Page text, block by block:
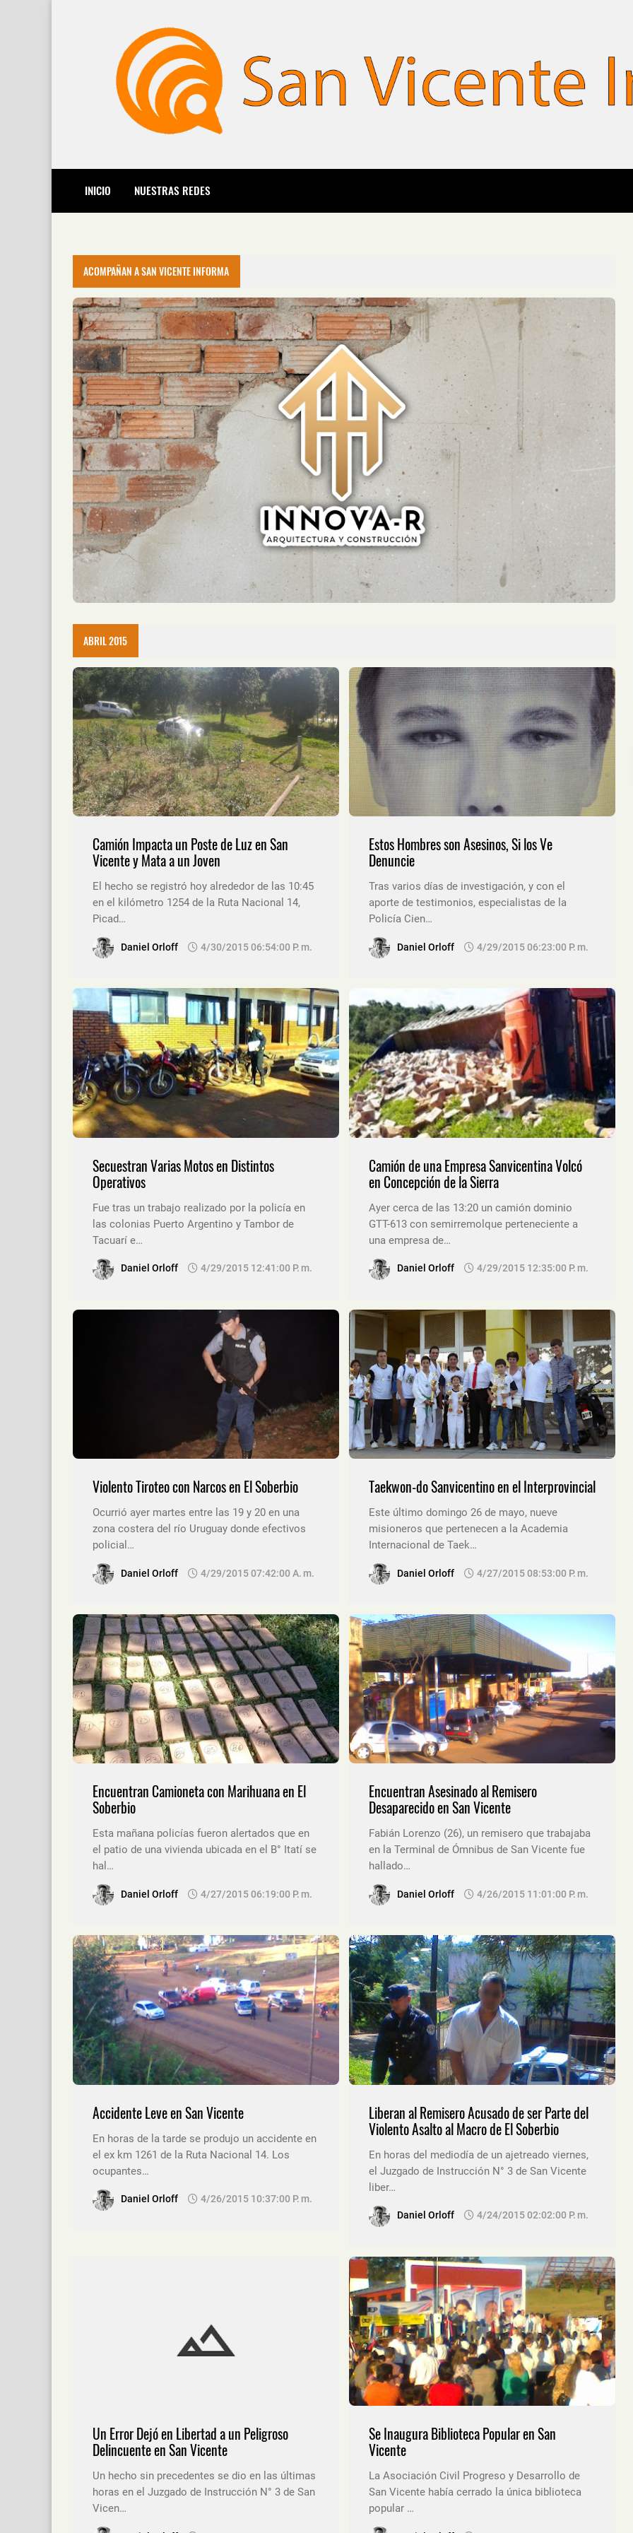
INICIO NUESTRAS REDES
ACOMPAÑAN A SAN VICENTE INFORMA
ABRIL 2015
Camión Impacta un Poste de Luz en San
Vicente y Mata a un Joven
El hecho se registró hoy alrededor de las 10:45
en el kilómetro 1254 de la Ruta Nacional 14,
Picad…
Daniel Orloff 4/30/2015 06:54:00 P. M.
Estos Hombres son Asesinos, Si los Ve
Denuncie
Tras varios días de investigación, y con el
aporte de testimonios, especialistas de la
Policía Cien…
Daniel Orloff 4/29/2015 06:23:00 P. M.
Secuestran Varias Motos en Distintos
Operativos
Fue tras un trabajo realizado por la policía en
las colonias Puerto Argentino y Tambor de
Tacuarí e…
Daniel Orloff 4/29/2015 12:41:00 P. M.
Camión de una Empresa Sanvicentina Volcó
en Concepción de la Sierra
Ayer cerca de las 13:20 un camión dominio
GTT-613 con semirremolque perteneciente a
una empresa de…
Daniel Orloff 4/29/2015 12:35:00 P. M.
Violento Tiroteo con Narcos en El Soberbio
Ocurrió ayer martes entre las 19 y 20 en una
zona costera del río Uruguay donde efectivos
policial…
Daniel Orloff 4/29/2015 07:42:00 A. M.
Taekwon-do Sanvicentino en el Interprovincial
Este último domingo 26 de mayo, nueve
misioneros que pertenecen a la Academia
Internacional de Taek…
Daniel Orloff 4/27/2015 08:53:00 P. M.
Encuentran Camioneta con Marihuana en El
Soberbio
Esta mañana policías fueron alertados que en
el patio de una vivienda ubicada en el B° Itatí se
hal…
Daniel Orloff 4/27/2015 06:19:00 P. M.
Encuentran Asesinado al Remisero
Desaparecido en San Vicente
Fabián Lorenzo (26), un remisero que trabajaba
en la Terminal de Ómnibus de San Vicente fue
hallado…
Daniel Orloff 4/26/2015 11:01:00 P. M.
Accidente Leve en San Vicente
En horas de la tarde se produjo un accidente en
el ex km 1261 de la Ruta Nacional 14. Los
ocupantes…
Daniel Orloff 4/26/2015 10:37:00 P. M.
Liberan al Remisero Acusado de ser Parte del
Violento Asalto al Macro de El Soberbio
En horas del mediodía de un ajetreado viernes,
el Juzgado de Instrucción N° 3 de San Vicente
liber…
Daniel Orloff 4/24/2015 02:02:00 P. M.
Un Error Dejó en Libertad a un Peligroso
Delincuente en San Vicente
Un hecho sin precedentes se dio en las últimas
horas en el Juzgado de Instrucción N° 3 de San
Vicen…
Se Inaugura Biblioteca Popular en San
Vicente
La Asociación Civil Progreso y Desarrollo de
San Vicente había cerrado la única biblioteca
popular …